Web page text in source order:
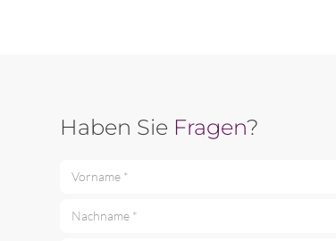
Haben Sie Fragen?
Vorname *
Nachname *